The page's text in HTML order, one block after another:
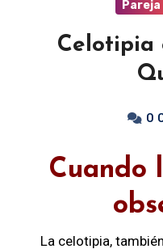
Pareja
Celotipia
0
Cuando
La celotipia, también conocida como